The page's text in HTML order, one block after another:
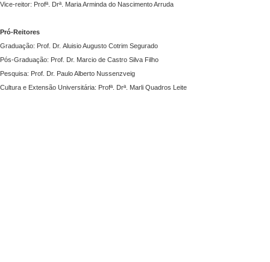
Vice-reitor: Profª. Drª. Maria Arminda do Nascimento Arruda
Pró-Reitores
Graduação: Prof. Dr. Aluisio Augusto Cotrim Segurado
Pós-Graduação: Prof. Dr. Marcio de Castro Silva Filho
Pesquisa: Prof. Dr. Paulo Alberto Nussenzveig
Cultura e Extensão Universitária: Profª. Drª. Marli Quadros Leite